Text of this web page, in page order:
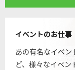
イベントのお仕事
あの有名なイベ
ど、様々なイベ